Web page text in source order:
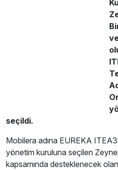
seçildi.
Mobilera adına EUREKA
yönetim kuruluna seçilen
kapsamında desteklenecek